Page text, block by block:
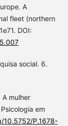
A
fleet (northern
DOI:
social. 6.
A mulher
em
10.5752/P.1678-